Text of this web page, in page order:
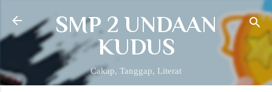
Langsung ke konten utama
SMP 2 UNDAAN
KUDUS
Cakap, Tanggap, Literat